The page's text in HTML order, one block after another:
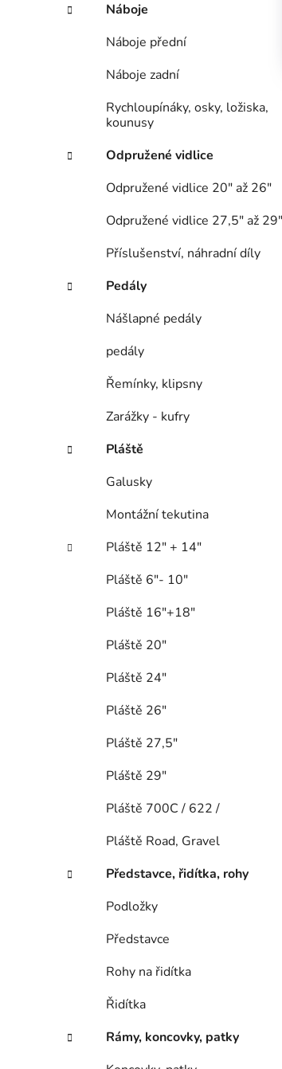
Náboje
Náboje přední
Náboje zadní
Rychloupínáky, osky, ložiska,
kounusy
Odpružené vidlice
Odpružené vidlice 20" až 26"
Odpružené vidlice 27,5" až 29"
Příslušenství, náhradní díly
Pedály
Nášlapné pedály
pedály
Řemínky, klipsny
Zarážky - kufry
Pláště
Galusky
Montážní tekutina
Pláště 12" + 14"
Pláště 6"- 10"
Pláště 16"+18"
Pláště 20"
Pláště 24"
Pláště 26"
Pláště 27,5"
Pláště 29"
Pláště 700C / 622 /
Pláště Road, Gravel
Představce, řidítka, rohy
Podložky
Představce
Rohy na řidítka
Řidítka
Rámy, koncovky, patky